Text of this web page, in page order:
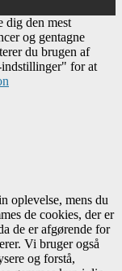
dig den mest
og gentagne
du brugen af
for at
oplevelse, mens du
de cookies, der er
de er afgørende for
Vi bruger også
og forstå,